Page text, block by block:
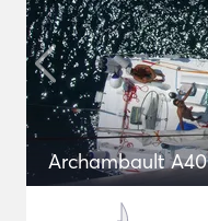
Archambault A40